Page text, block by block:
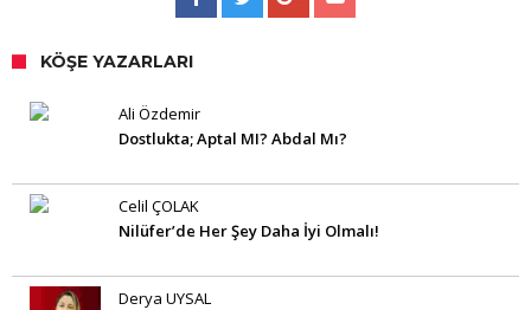
KÖŞE YAZARLARI
Ali Özdemir
Dostlukta; Aptal MI? Abdal Mı?
Celil ÇOLAK
Nilüfer’de Her Şey Daha İyi Olmalı!
Derya UYSAL